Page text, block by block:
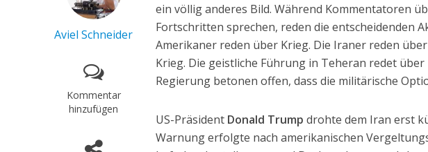
Aviel Schneider
Kommentar
hinzufügen
ein völlig anderes Bild. Während Kommentatoren
Fortschritten sprechen, reden die entscheidenden
Amerikaner reden über Krieg. Die Iraner reden
Krieg. Die geistliche Führung in Teheran redet
Regierung betonen offen, dass die militärische
US-Präsident Donald Trump drohte dem Iran erst
Warnung erfolgte nach amerikanischen